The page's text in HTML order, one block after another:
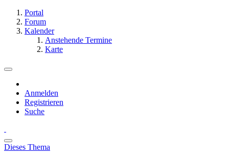
Portal
Forum
Kalender
Anstehende Termine
Karte
Anmelden
Registrieren
Suche
Dieses Thema